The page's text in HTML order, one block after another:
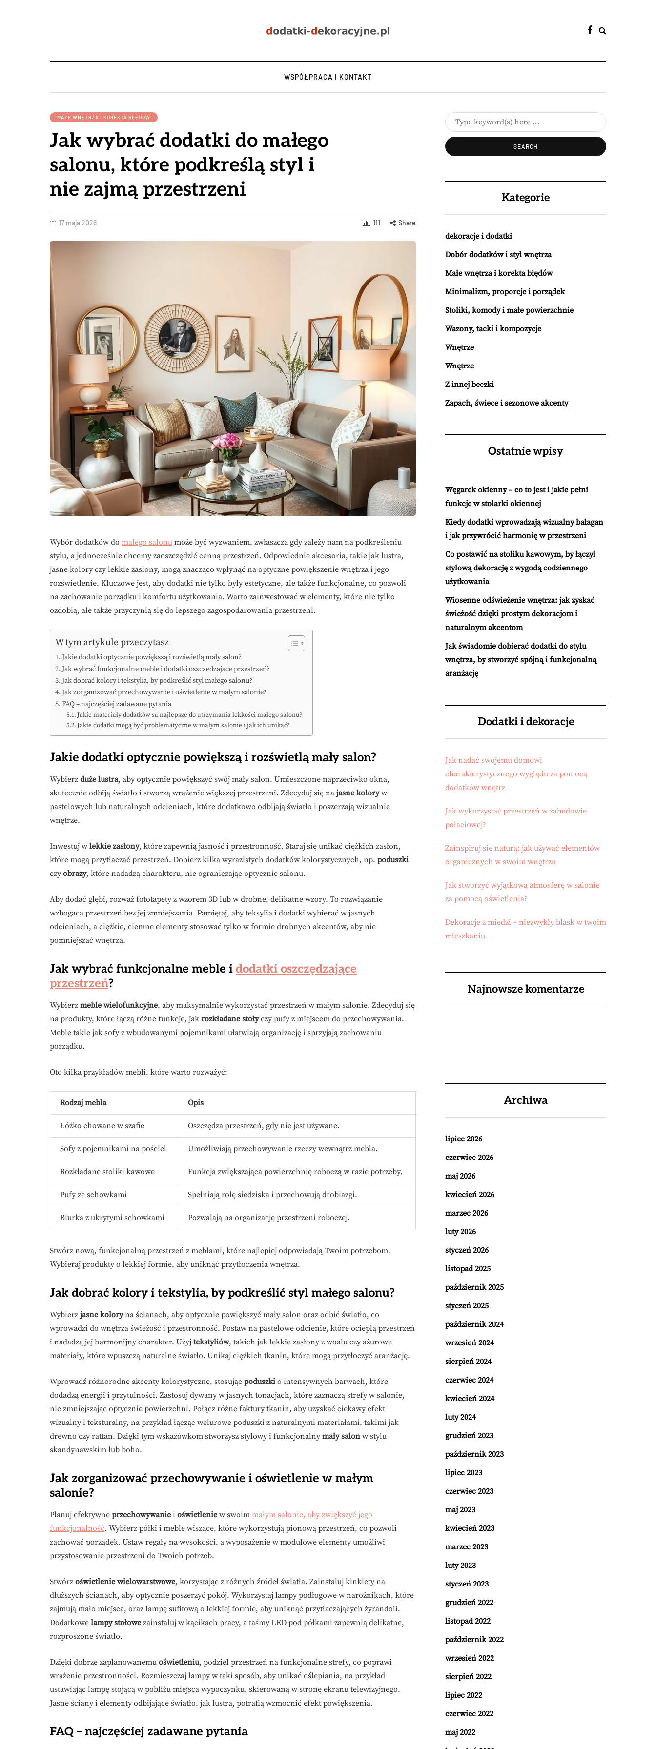
WSPÓŁPRACA I KONTAKT
MAŁE WNĘTRZA I KOREKTA BŁĘDÓW
Jak wybrać dodatki do małego
salonu, które podkreślą styl i
nie zajmą przestrzeni
17 maja 2026 111 Share
Wybór dodatków do małego salonu może być wyzwaniem, zwłaszcza gdy zależy nam na podkreśleniu
stylu, a jednocześnie chcemy zaoszczędzić cenną przestrzeń. Odpowiednie akcesoria, takie jak lustra,
jasne kolory czy lekkie zasłony, mogą znacząco wpłynąć na optyczne powiększenie wnętrza i jego
rozświetlenie. Kluczowe jest, aby dodatki nie tylko były estetyczne, ale także funkcjonalne, co pozwoli
na zachowanie porządku i komfortu użytkowania. Warto zainwestować w elementy, które nie tylko
ozdobią, ale także przyczynią się do lepszego zagospodarowania przestrzeni.
W tym artykule przeczytasz
Jakie dodatki optycznie powiększą i rozświetlą mały salon?
Jak wybrać funkcjonalne meble i dodatki oszczędzające przestrzeń?
Jak dobrać kolory i tekstylia, by podkreślić styl małego salonu?
Jak zorganizować przechowywanie i oświetlenie w małym salonie?
FAQ – najczęściej zadawane pytania
Jakie materiały dodatków są najlepsze do utrzymania lekkości małego salonu?
Jakie dodatki mogą być problematyczne w małym salonie i jak ich unikać?
Jakie dodatki optycznie powiększą i rozświetlą mały salon?
Wybierz duże lustra, aby optycznie powiększyć swój mały salon. Umieszczone naprzeciwko okna,
skutecznie odbiją światło i stworzą wrażenie większej przestrzeni. Zdecyduj się na jasne koloryw
pastelowych lub naturalnych odcieniach, które dodatkowo odbijają światło i poszerzają wizualnie
wnętrze.
Inwestuj w lekkie zasłony, które zapewnią jasność i przestronność. Staraj się unikać ciężkich zasłon,
które mogą przytłaczać przestrzeń. Dobierz kilka wyrazistych dodatków kolorystycznych, np. poduszki
czy obrazy, które nadadzą charakteru, nie ograniczając optycznie salonu.
Aby dodać głębi, rozważ fototapety z wzorem 3D lub w drobne, delikatne wzory. To rozwiązanie
wzbogaca przestrzeń bez jej zmniejszania. Pamiętaj, aby teksylia i dodatki wybierać w jasnych
odcieniach, a ciężkie, ciemne elementy stosować tylko w formie drobnych akcentów, aby nie
pomniejszać wnętrza.
Jak wybrać funkcjonalne meble i dodatki oszczędzające
przestrzeń?
Wybierz meble wielofunkcyjne, aby maksymalnie wykorzystać przestrzeń w małym salonie. Zdecyduj się
na produkty, które łączą różne funkcje, jak rozkładane stołyczy pufy z miejscem do przechowywania.
Meble takie jak sofy z wbudowanymi pojemnikami ułatwiają organizację i sprzyjają zachowaniu
porządku.
Oto kilka przykładów mebli, które warto rozważyć:
Rodzaj mebla Opis
Łóżko chowane w szafie Oszczędza przestrzeń, gdy nie jest używane.
Sofy z pojemnikami na pościel Umożliwiają przechowywanie rzeczy wewnątrz mebla.
Rozkładane stoliki kawowe Funkcja zwiększająca powierzchnię roboczą w razie potrzeby.
Pufy ze schowkami Spełniają rolę siedziska i przechowują drobiazgi.
Biurka z ukrytymi schowkami Pozwalają na organizację przestrzeni roboczej.
Stwórz nową, funkcjonalną przestrzeń z meblami, które najlepiej odpowiadają Twoim potrzebom.
Wybieraj produkty o lekkiej formie, aby uniknąć przytłoczenia wnętrza.
Jak dobrać kolory i tekstylia, by podkreślić styl małego salonu?
Wybierz jasne koloryna ścianach, aby optycznie powiększyć mały salon oraz odbić światło, co
wprowadzi do wnętrza świeżość i przestronność. Postaw na pastelowe odcienie, które ocieplą przestrzeń
i nadadzą jej harmonijny charakter. Użyj tekstyliów, takich jak lekkie zasłony z woalu czy ażurowe
materiały, które wpuszczą naturalne światło. Unikaj ciężkich tkanin, które mogą przytłoczyć aranżację.
Wprowadź różnorodne akcenty kolorystyczne, stosując poduszki o intensywnych barwach, które
dodadzą energii i przytulności. Zastosuj dywany w jasnych tonacjach, które zaznaczą strefy w salonie,
nie zmniejszając optycznie powierzchni. Połącz różne faktury tkanin, aby uzyskać ciekawy efekt
wizualny i teksturalny, na przykład łącząc welurowe poduszki z naturalnymi materiałami, takimi jak
drewno czy rattan. Dzięki tym wskazówkom stworzysz stylowy i funkcjonalny mały salon w stylu
skandynawskim lub boho.
Jak zorganizować przechowywanie i oświetlenie w małym
salonie?
Planuj efektywne przechowywanie i oświetlenie w swoim małym salonie, aby zwiększyć jego
funkcjonalność. Wybierz półki i meble wiszące, które wykorzystują pionową przestrzeń, co pozwoli
zachować porządek. Ustaw regały na wysokości, a wyposażenie w modułowe elementy umożliwi
przystosowanie przestrzeni do Twoich potrzeb.
Stwórz oświetlenie wielowarstwowe, korzystając z różnych źródeł światła. Zainstaluj kinkiety na
dłuższych ścianach, aby optycznie poszerzyć pokój. Wykorzystaj lampy podłogowe w narożnikach, które
zajmują mało miejsca, oraz lampę sufitową o lekkiej formie, aby uniknąć przytłaczających żyrandoli.
Dodatkowe lampy stołowe zainstaluj w kącikach pracy, a taśmy LED pod półkami zapewnią delikatne,
rozproszone światło.
Dzięki dobrze zaplanowanemu oświetleniu, podziel przestrzeń na funkcjonalne strefy, co poprawi
wrażenie przestronności. Rozmieszczaj lampy w taki sposób, aby unikać oślepiania, na przykład
ustawiając lampę stojącą w pobliżu miejsca wypoczynku, skierowaną w stronę ekranu telewizyjnego.
Jasne ściany i elementy odbijające światło, jak lustra, potrafią wzmocnić efekt powiększenia.
FAQ – najczęściej zadawane pytania
Kategorie
dekoracje i dodatki
Dobór dodatków i styl wnętrza
Małe wnętrza i korekta błędów
Minimalizm, proporcje i porządek
Stoliki, komody i małe powierzchnie
Wazony, tacki i kompozycje
Wnętrze
Wnętrze
Z innej beczki
Zapach, świece i sezonowe akcenty
Ostatnie wpisy
Węgarek okienny – co to jest i jakie pełni
funkcje w stolarki okiennej
Kiedy dodatki wprowadzają wizualny bałagan
i jak przywrócić harmonię w przestrzeni
Co postawić na stoliku kawowym, by łączył
stylową dekorację z wygodą codziennego
użytkowania
Wiosenne odświeżenie wnętrza: jak zyskać
świeżość dzięki prostym dekoracjom i
naturalnym akcentom
Jak świadomie dobierać dodatki do stylu
wnętrza, by stworzyć spójną i funkcjonalną
aranżację
Dodatki i dekoracje
Jak nadać swojemu domowi
charakterystycznego wyglądu za pomocą
dodatków wnętrz
Jak wykorzystać przestrzeń w zabudowie
połaciowej?
Zainspiruj się naturą: jak używać elementów
organicznych w swoim wnętrzu
Jak stworzyć wyjątkową atmosferę w salonie
za pomocą oświetlenia?
Dekoracje z miedzi – niezwykły blask w twoim
mieszkaniu
Najnowsze komentarze
Archiwa
lipiec 2026
czerwiec 2026
maj 2026
kwiecień 2026
marzec 2026
luty 2026
styczeń 2026
listopad 2025
październik 2025
styczeń 2025
październik 2024
wrzesień 2024
sierpień 2024
czerwiec 2024
kwiecień 2024
luty 2024
grudzień 2023
październik 2023
lipiec 2023
czerwiec 2023
maj 2023
kwiecień 2023
marzec 2023
luty 2023
styczeń 2023
grudzień 2022
listopad 2022
październik 2022
wrzesień 2022
sierpień 2022
lipiec 2022
czerwiec 2022
maj 2022